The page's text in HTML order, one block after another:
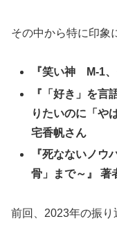
その中から特に印象
『笑い神 M-1
『「好き」を言
りたいのに「や
宅香帆さん
『死なないノウ
骨」まで～』 著
前回、2023年の振り